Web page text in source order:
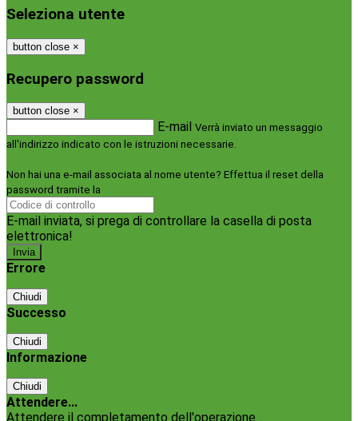
Seleziona utente
button close ×
Recupero password
button close ×
E-mail Verrà inviato un messaggio
all'indirizzo indicato con le istruzioni necessarie.
Non hai una e-mail associata al nome utente? Effettua il reset della
password tramite la
E-mail inviata, si prega di controllare la casella di posta
elettronica!
Errore
Chiudi
Successo
Chiudi
Informazione
Chiudi
Attendere...
Attendere il completamento dell'operazione...